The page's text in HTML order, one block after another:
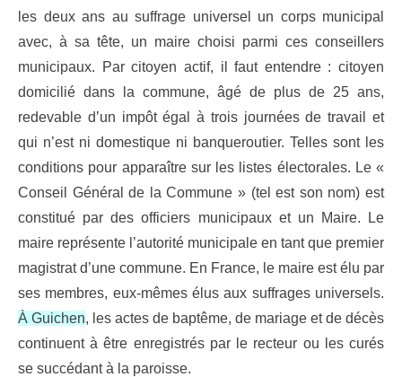
les deux ans au suffrage universel un corps municipal
avec, à sa tête, un maire choisi parmi ces conseillers
municipaux. Par citoyen actif, il faut entendre : citoyen
domicilié dans la commune, âgé de plus de 25 ans,
redevable d’un impôt égal à trois journées de travail et
qui n’est ni domestique ni banqueroutier. Telles sont les
conditions pour apparaître sur les listes électorales. Le «
Conseil Général de la Commune » (tel est son nom) est
constitué par des officiers municipaux et un Maire. Le
maire représente l’autorité municipale en tant que premier
magistrat d’une commune. En France, le maire est élu par
ses membres, eux-mêmes élus aux suffrages universels.
À Guichen, les actes de baptême, de mariage et de décès
continuent à être enregistrés par le recteur ou les curés
se succédant à la paroisse.